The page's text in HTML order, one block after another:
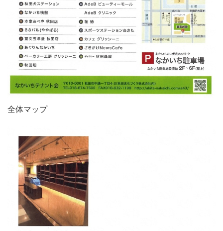
全体マップ